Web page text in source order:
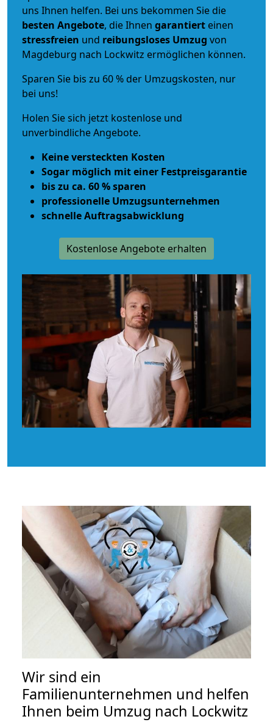
uns Ihnen helfen. Bei uns bekommen Sie die
besten Angebote, die Ihnen garantiert einen
stressfreien und reibungsloses Umzug von
Magdeburg nach Lockwitz ermöglichen können.
Sparen Sie bis zu 60 % der Umzugskosten, nur
bei uns!
Holen Sie sich jetzt kostenlose und
unverbindliche Angebote.
Keine versteckten Kosten
Sogar möglich mit einer Festpreisgarantie
bis zu ca. 60 % sparen
professionelle Umzugsunternehmen
schnelle Auftragsabwicklung
Kostenlose Angebote erhalten
Wir sind ein
Familienunternehmen und helfen
Ihnen beim Umzug nach Lockwitz